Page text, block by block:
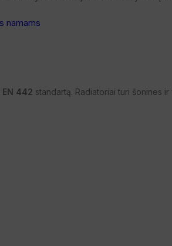
EN 442 standartą. Radiatoriai turi šonines